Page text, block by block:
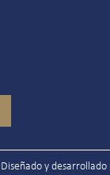
Diseñado y